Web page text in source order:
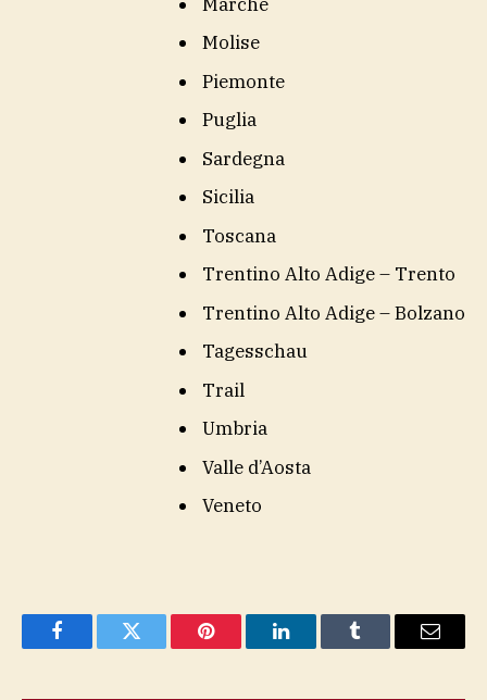
Molise
Piemonte
Puglia
Sardegna
Sicilia
Toscana
Trentino Alto Adige – Trento
Trentino Alto Adige – Bolzano
Tagesschau
Trail
Umbria
Valle d’Aosta
Veneto
FacebookTwitter Pinterest LinkedInTumblr Email